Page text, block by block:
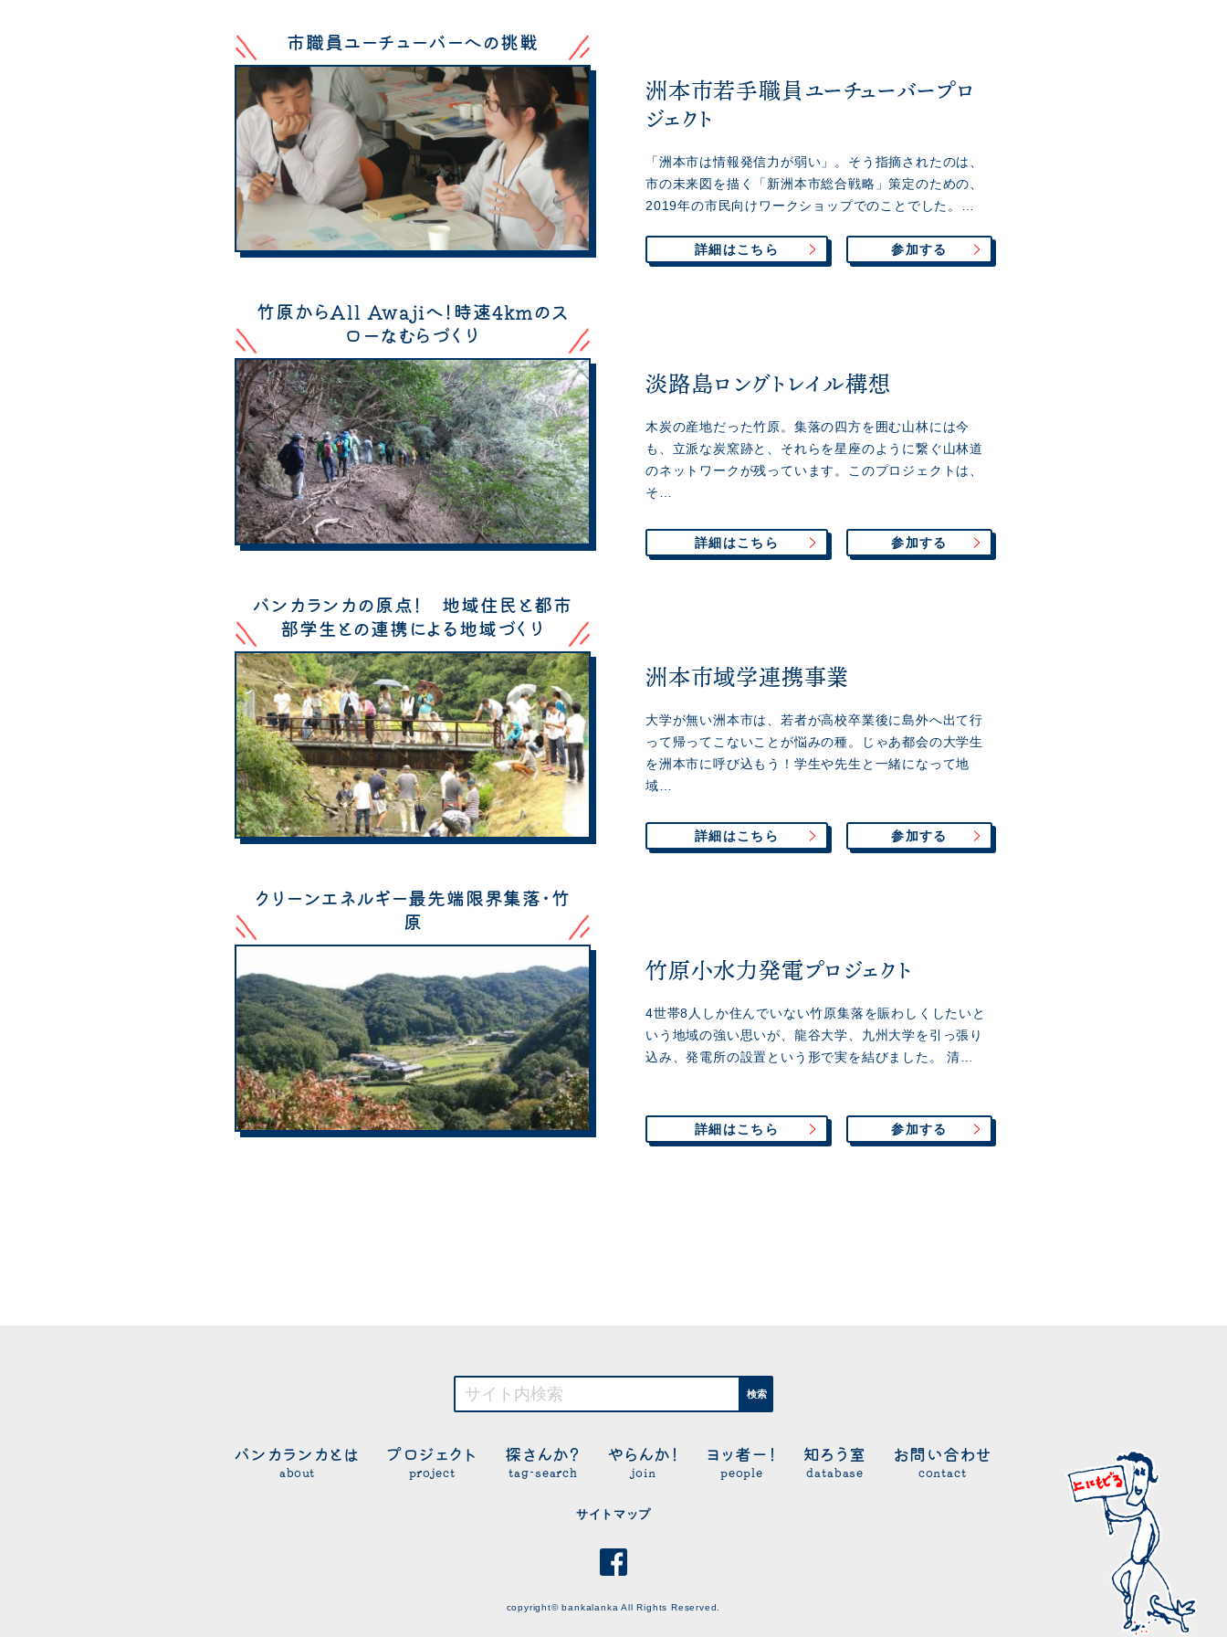
市職員ユーチューバーへの挑戦
洲本市若手職員ユーチューバープロ
ジェクト
「洲本市は情報発信力が弱い」。そう指摘されたのは、
市の未来図を描く「新洲本市総合戦略」策定のための、
2019年の市民向けワークショップでのことでした。…
詳細はこちら 参加する
竹原からAll Awajiへ！時速4kmのス
ローなむらづくり
淡路島ロングトレイル構想
木炭の産地だった竹原。集落の四方を囲む山林には今
も、立派な炭窯跡と、それらを星座のように繋ぐ山林道
のネットワークが残っています。このプロジェクトは、
そ…
詳細はこちら 参加する
バンカランカの原点！ 地域住民と都市
部学生との連携による地域づくり
洲本市域学連携事業
大学が無い洲本市は、若者が高校卒業後に島外へ出て行
って帰ってこないことが悩みの種。じゃあ都会の大学生
を洲本市に呼び込もう！学生や先生と一緒になって地
域…
詳細はこちら 参加する
クリーンエネルギー最先端限界集落・竹
原
竹原小水力発電プロジェクト
4世帯8人しか住んでいない竹原集落を賑わしくしたいと
いう地域の強い思いが、龍谷大学、九州大学を引っ張り
込み、発電所の設置という形で実を結びました。 清…
詳細はこちら 参加する
検索
バンカランカとは
about
プロジェクト
project
探さんか？
tag-search
やらんか！
join
ヨッ者ー！
people
知ろう室
database
お問い合わせ
contact
サイトマップ
copyright© bankalanka All Rights Reserved.